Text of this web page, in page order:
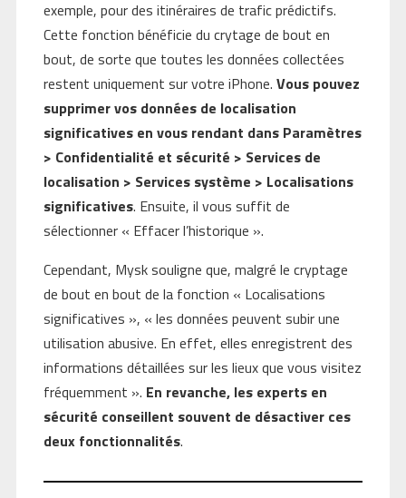
exemple, pour des itinéraires de trafic prédictifs.
Cette fonction bénéficie du crytage de bout en
bout, de sorte que toutes les données collectées
restent uniquement sur votre iPhone. Vous pouvez
supprimer vos données de localisation
significatives en vous rendant dans Paramètres
> Confidentialité et sécurité > Services de
localisation > Services système > Localisations
significatives. Ensuite, il vous suffit de
sélectionner « Effacer l’historique ».
Cependant, Mysk souligne que, malgré le cryptage
de bout en bout de la fonction « Localisations
significatives », « les données peuvent subir une
utilisation abusive. En effet, elles enregistrent des
informations détaillées sur les lieux que vous visitez
fréquemment ». En revanche, les experts en
sécurité conseillent souvent de désactiver ces
deux fonctionnalités.